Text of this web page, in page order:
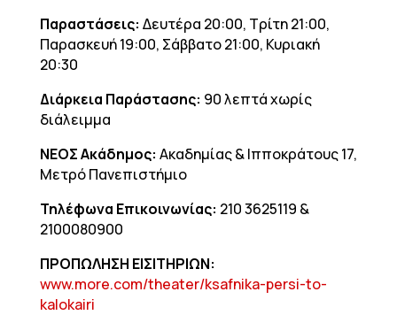
Παραστάσεις: Δευτέρα 20:00, Τρίτη 21:00,
Παρασκευή 19:00, Σάββατο 21:00, Κυριακή
20:30
Διάρκεια Παράστασης: 90 λεπτά χωρίς
διάλειμμα
ΝΕΟΣ Ακάδημος: Ακαδημίας & Ιπποκράτους 17,
Μετρό Πανεπιστήμιο
Τηλέφωνα Επικοινωνίας: 210 3625119 &
2100080900
ΠΡΟΠΩΛΗΣΗ ΕΙΣΙΤΗΡΙΩΝ:
www.more.com/theater/ksafnika-persi-to-
kalokairi